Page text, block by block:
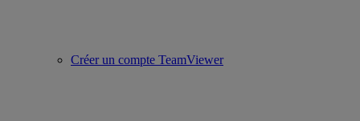
Créer un compte TeamViewer